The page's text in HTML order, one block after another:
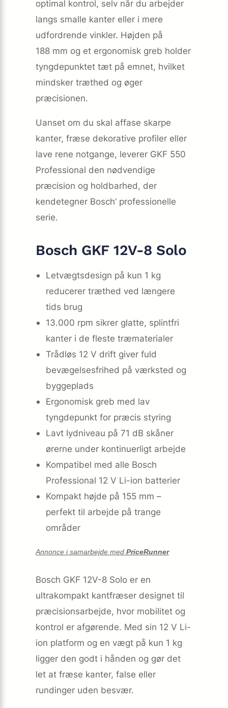
optimal kontrol, selv når du arbejder
langs smalle kanter eller i mere
udfordrende vinkler. Højden på
188 mm og et ergonomisk greb holder
tyngdepunktet tæt på emnet, hvilket
mindsker træthed og øger
præcisionen.
Uanset om du skal affase skarpe
kanter, fræse dekorative profiler eller
lave rene notgange, leverer GKF 550
Professional den nødvendige
præcision og holdbarhed, der
kendetegner Bosch’ professionelle
serie.
Bosch GKF 12V-8 Solo
Letvægtsdesign på kun 1 kg
reducerer træthed ved længere
tids brug
13.000 rpm sikrer glatte, splintfri
kanter i de fleste træmaterialer
Trådløs 12 V drift giver fuld
bevægelsesfrihed på værksted og
byggeplads
Ergonomisk greb med lav
tyngdepunkt for præcis styring
Lavt lydniveau på 71 dB skåner
ørerne under kontinuerligt arbejde
Kompatibel med alle Bosch
Professional 12 V Li-ion batterier
Kompakt højde på 155 mm –
perfekt til arbejde på trange
områder
Annonce i samarbejde med PriceRunner
Bosch GKF 12V-8 Solo er en
ultrakompakt kantfræser designet til
præcisionsarbejde, hvor mobilitet og
kontrol er afgørende. Med sin 12 V Li-
ion platform og en vægt på kun 1 kg
ligger den godt i hånden og gør det
let at fræse kanter, false eller
rundinger uden besvær.